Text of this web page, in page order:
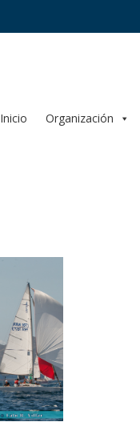
Inicio Organización